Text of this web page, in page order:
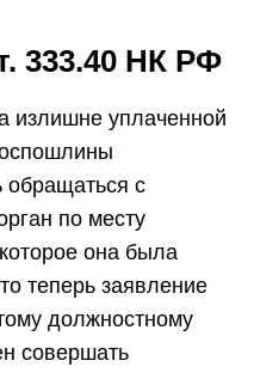
333.40 НК РФ
излишне уплаченной
обращаться с
по месту
она была
теперь заявление
должностному
совершать